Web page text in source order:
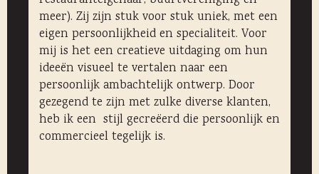
meer). Zij zijn stuk voor stuk uniek, met een
eigen persoonlijkheid en specialiteit. Voor
mij is het een creatieve uitdaging om hun
ideeën visueel te vertalen naar een
persoonlijk ambachtelijk ontwerp. Door
gezegend te zijn met zulke diverse klanten,
heb ik een stijl gecreëerd die persoonlijk en
commercieel tegelijk is.